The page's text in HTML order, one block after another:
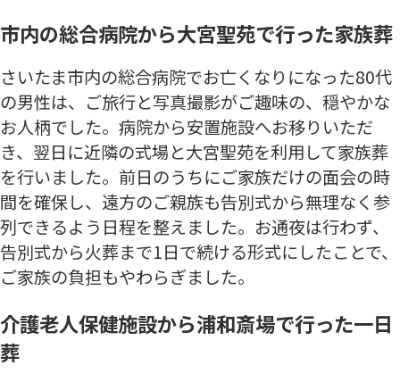
市内の総合病院から大宮聖苑で行った家族葬
さいたま市内の総合病院でお亡くなりになった80代
の男性は、ご旅行と写真撮影がご趣味の、穏やかな
お人柄でした。病院から安置施設へお移りいただ
き、翌日に近隣の式場と大宮聖苑を利用して家族葬
を行いました。前日のうちにご家族だけの面会の時
間を確保し、遠方のご親族も告別式から無理なく参
列できるよう日程を整えました。お通夜は行わず、
告別式から火葬まで1日で続ける形式にしたことで、
ご家族の負担もやわらぎました。
介護老人保健施設から浦和斎場で行った一日
葬